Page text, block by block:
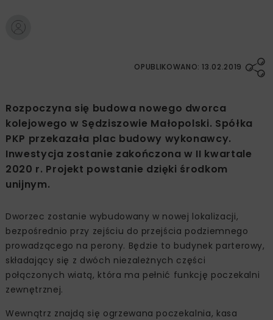
OPUBLIKOWANO: 13.02.2019
Rozpoczyna się budowa nowego dworca
kolejowego w Sędziszowie Małopolski. Spółka
PKP przekazała plac budowy wykonawcy.
Inwestycja zostanie zakończona w II kwartale
2020 r. Projekt powstanie dzięki środkom
unijnym.
Dworzec zostanie wybudowany w nowej lokalizacji,
bezpośrednio przy zejściu do przejścia podziemnego
prowadzącego na perony. Będzie to budynek parterowy,
składający się z dwóch niezależnych części
połączonych wiatą, która ma pełnić funkcję poczekalni
zewnętrznej.
Wewnątrz znajdą się ogrzewana poczekalnia, kasa